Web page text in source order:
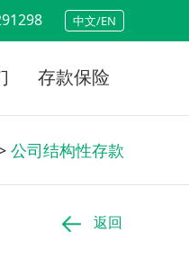
中文/EN
存款保险
公司结构性存款
返回